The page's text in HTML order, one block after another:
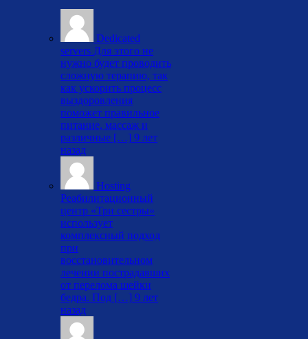
Dedicated
servers Для этого не
нужно будет проводить
сложную терапию, так
как ускорить процесс
выздоровления
поможет правильное
питание, массаж и
различные […] 9 лет
назад
Hosting
Реабилитационный
центр «Три сестры»
использует
комплексный подход
при
восстановительном
лечении пострадавших
от перелома шейки
бедра. Под […] 9 лет
назад